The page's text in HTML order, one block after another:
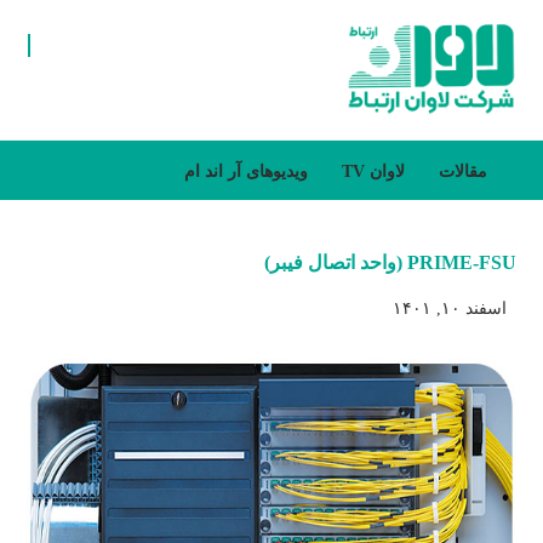
مقالات لاوان TV ویدیو‌های آر اند ام
PRIME-FSU (واحد اتصال فیبر)
اسفند ۱۰, ۱۴۰۱